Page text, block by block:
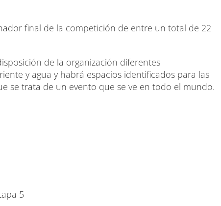
final de la competición de entre un total de 22
de la organización diferentes
y agua y habrá espacios identificados para las
se trata de un evento que se ve en todo el mundo.